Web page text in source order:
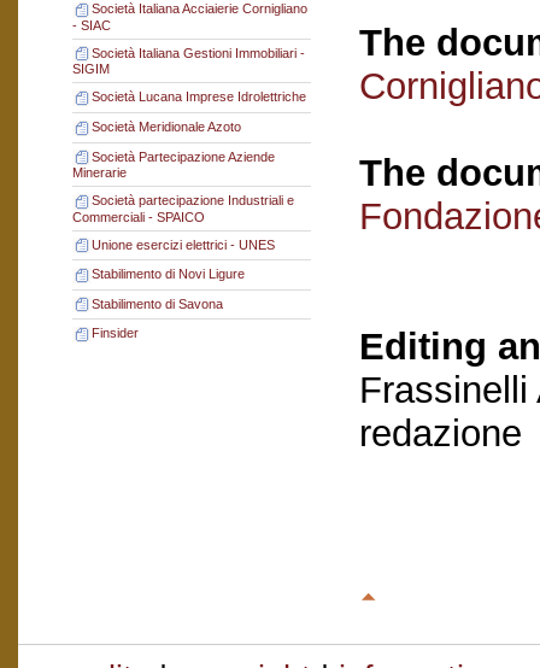
Società Italiana Acciaierie Cornigliano
- SIAC
Società Italiana Gestioni Immobiliari -
SIGIM
Società Lucana Imprese Idrolettriche
Società Meridionale Azoto
Società Partecipazione Aziende
Minerarie
Società partecipazione Industriali e
Commerciali - SPAICO
Unione esercizi elettrici - UNES
Stabilimento di Novi Ligure
Stabilimento di Savona
Finsider
The
The
Editing
Frassinelli
redazione